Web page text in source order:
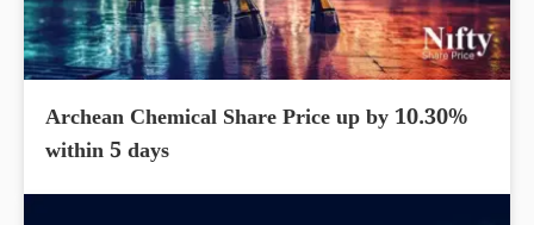
Archean Chemical Share Price up by 10.30%
within 5 days